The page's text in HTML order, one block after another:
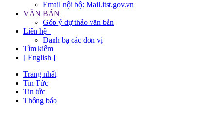
Email nội bộ: Mail.itst.gov.vn
VĂN BẢN
Góp ý dự thảo văn bản
Liên hệ
Danh bạ các đơn vị
Tìm kiếm
[ English ]
Trang nhất
Tin Tức
Tin tức
Thông báo